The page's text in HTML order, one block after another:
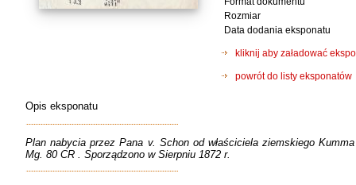
Rozmiar
Data dodania eksponatu
kliknij aby załadować
powrót do listy eksponatów
Opis eksponatu
Plan nabycia przez Pana v. Schon od właściciela ziemskiego
Mg. 80 CR . Sporządzono w Sierpniu 1872 r.